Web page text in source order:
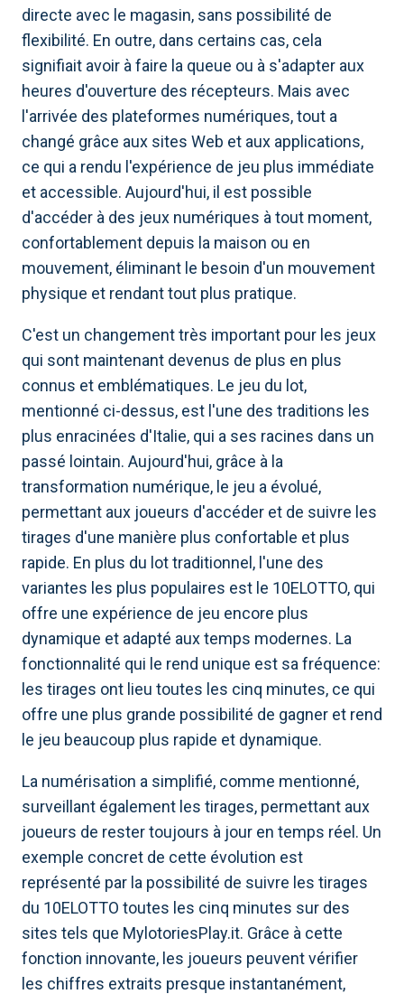
directe avec le magasin, sans possibilité de
flexibilité. En outre, dans certains cas, cela
signifiait avoir à faire la queue ou à s'adapter aux
heures d'ouverture des récepteurs. Mais avec
l'arrivée des plateformes numériques, tout a
changé grâce aux sites Web et aux applications,
ce qui a rendu l'expérience de jeu plus immédiate
et accessible. Aujourd'hui, il est possible
d'accéder à des jeux numériques à tout moment,
confortablement depuis la maison ou en
mouvement, éliminant le besoin d'un mouvement
physique et rendant tout plus pratique.
C'est un changement très important pour les jeux
qui sont maintenant devenus de plus en plus
connus et emblématiques. Le jeu du lot,
mentionné ci-dessus, est l'une des traditions les
plus enracinées d'Italie, qui a ses racines dans un
passé lointain. Aujourd'hui, grâce à la
transformation numérique, le jeu a évolué,
permettant aux joueurs d'accéder et de suivre les
tirages d'une manière plus confortable et plus
rapide. En plus du lot traditionnel, l'une des
variantes les plus populaires est le 10ELOTTO, qui
offre une expérience de jeu encore plus
dynamique et adapté aux temps modernes. La
fonctionnalité qui le rend unique est sa fréquence:
les tirages ont lieu toutes les cinq minutes, ce qui
offre une plus grande possibilité de gagner et rend
le jeu beaucoup plus rapide et dynamique.
La numérisation a simplifié, comme mentionné,
surveillant également les tirages, permettant aux
joueurs de rester toujours à jour en temps réel. Un
exemple concret de cette évolution est
représenté par la possibilité de suivre les tirages
du 10ELOTTO toutes les cinq minutes sur des
sites tels que MylotoriesPlay.it. Grâce à cette
fonction innovante, les joueurs peuvent vérifier
les chiffres extraits presque instantanément,